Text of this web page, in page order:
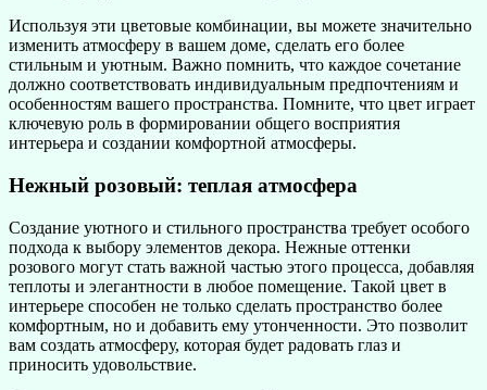
Используя эти цветовые комбинации, вы можете значительно
изменить атмосферу в вашем доме, сделать его более
стильным и уютным. Важно помнить, что каждое сочетание
должно соответствовать индивидуальным предпочтениям и
особенностям вашего пространства. Помните, что цвет играет
ключевую роль в формировании общего восприятия
интерьера и создании комфортной атмосферы.
Нежный розовый: теплая атмосфера
Создание уютного и стильного пространства требует особого
подхода к выбору элементов декора. Нежные оттенки
розового могут стать важной частью этого процесса, добавляя
теплоты и элегантности в любое помещение. Такой цвет в
интерьере способен не только сделать пространство более
комфортным, но и добавить ему утонченности. Это позволит
вам создать атмосферу, которая будет радовать глаз и
приносить удовольствие.